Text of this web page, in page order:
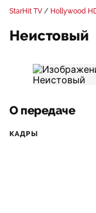
StarHit TV Hollywood
Неистовый
О передаче
КАДРЫ